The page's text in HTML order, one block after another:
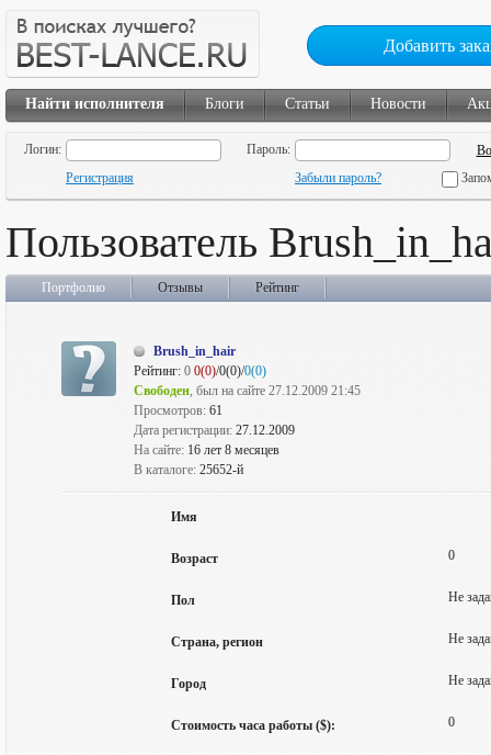
Добавить
Найти исполнителя Блоги Статьи Новости
Логин:
Пароль:
Регистрация
Забыли пароль?
Пользователь
Портфолио Отзывы Рейтинг
Brush_in_hair
Рейтинг: 0 0(0)/0(0)/0(0)
Свободен, был на сайте 27.12.2009 21:45
Просмотров: 61
Дата регистрации: 27.12.2009
На сайте: 16 лет 8 месяцев
В каталоге: 25652-й
Имя
Возраст 0
Пол Не
Страна, регион Не
Город Не
Стоимость часа работы ($): 0